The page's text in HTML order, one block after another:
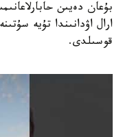
بۇعان دەيىن
ارال اۋدانىندا تۇيە
قوسىلدى.